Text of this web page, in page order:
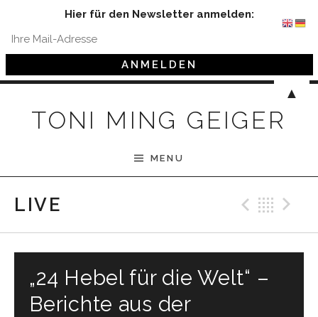
TONI MING GEIGER
MENU
LIVE
„24 Hebel für die Welt“ –
Berichte aus der
Hier für den Newsletter anmelden:
▲